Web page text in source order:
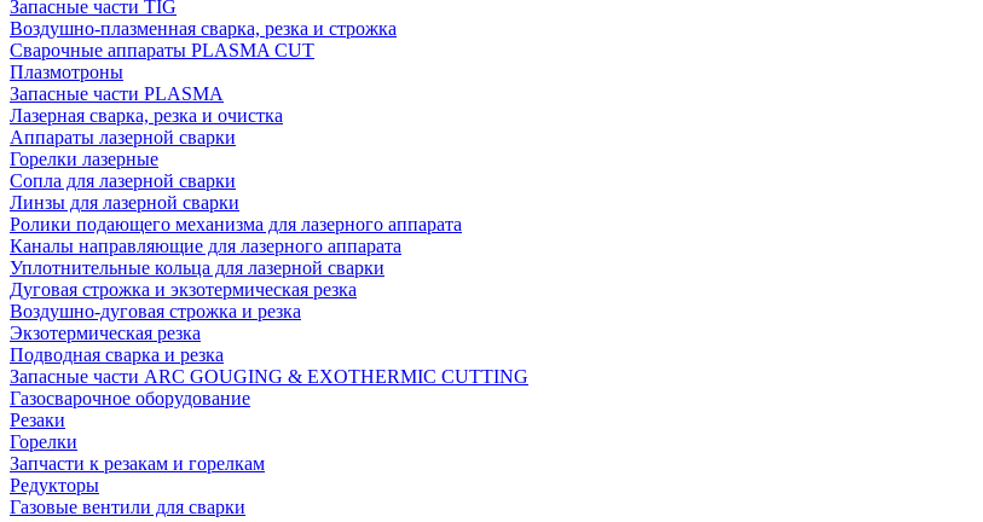
Запасные части TIG
Воздушно-плазменная сварка, резка и строжка
Сварочные аппараты PLASMA CUT
Плазмотроны
Запасные части PLASMA
Лазерная сварка, резка и очистка
Аппараты лазерной сварки
Горелки лазерные
Сопла для лазерной сварки
Линзы для лазерной сварки
Ролики подающего механизма для лазерного аппарата
Каналы направляющие для лазерного аппарата
Уплотнительные кольца для лазерной сварки
Дуговая строжка и экзотермическая резка
Воздушно-дуговая строжка и резка
Экзотермическая резка
Подводная сварка и резка
Запасные части ARC GOUGING & EXOTHERMIC CUTTING
Газосварочное оборудование
Резаки
Горелки
Запчасти к резакам и горелкам
Редукторы
Газовые вентили для сварки